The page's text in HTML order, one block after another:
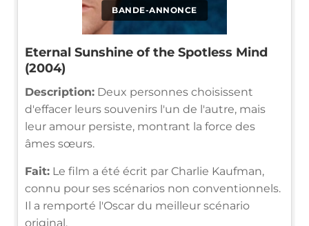
BANDE-ANNONCE
Eternal Sunshine of the Spotless Mind
(2004)
Description: Deux personnes choisissent
d'effacer leurs souvenirs l'un de l'autre, mais
leur amour persiste, montrant la force des
âmes sœurs.
Fait: Le film a été écrit par Charlie Kaufman,
connu pour ses scénarios non conventionnels.
Il a remporté l'Oscar du meilleur scénario
original.